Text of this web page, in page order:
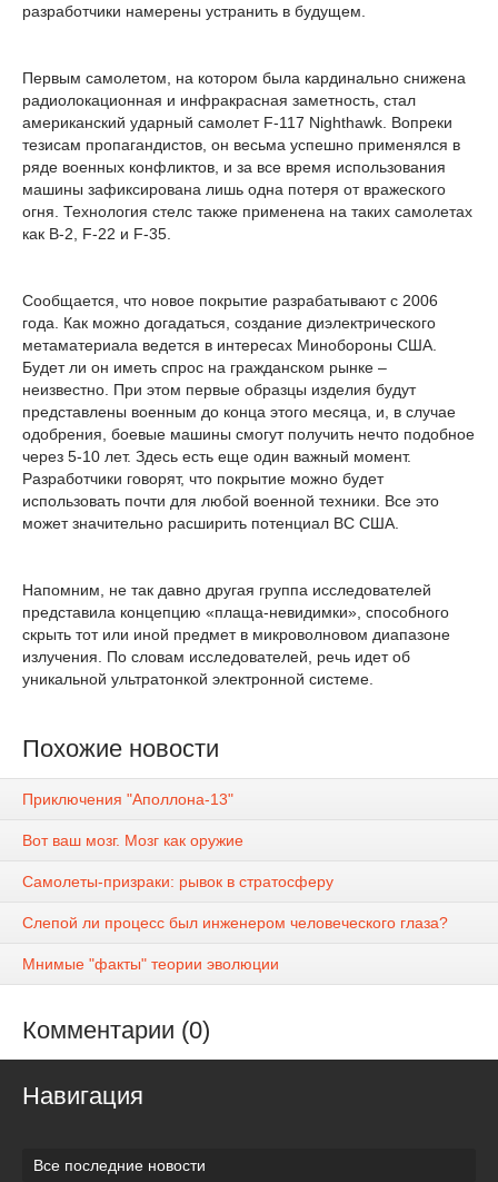
разработчики намерены устранить в будущем.
Первым самолетом, на котором была кардинально снижена
радиолокационная и инфракрасная заметность, стал
американский ударный самолет F-117 Nighthawk. Вопреки
тезисам пропагандистов, он весьма успешно применялся в
ряде военных конфликтов, и за все время использования
машины зафиксирована лишь одна потеря от вражеского
огня. Технология стелс также применена на таких самолетах
как B-2, F-22 и F-35.
Сообщается, что новое покрытие разрабатывают с 2006
года. Как можно догадаться, создание диэлектрического
метаматериала ведется в интересах Минобороны США.
Будет ли он иметь спрос на гражданском рынке –
неизвестно. При этом первые образцы изделия будут
представлены военным до конца этого месяца, и, в случае
одобрения, боевые машины смогут получить нечто подобное
через 5-10 лет. Здесь есть еще один важный момент.
Разработчики говорят, что покрытие можно будет
использовать почти для любой военной техники. Все это
может значительно расширить потенциал ВС США.
Напомним, не так давно другая группа исследователей
представила концепцию «плаща-невидимки», способного
скрыть тот или иной предмет в микроволновом диапазоне
излучения. По словам исследователей, речь идет об
уникальной ультратонкой электронной системе.
Похожие новости
Приключения "Аполлона-13"
Вот ваш мозг. Мозг как оружие
Самолеты-призраки: рывок в стратосферу
Слепой ли процесс был инженером человеческого глаза?
Мнимые "факты" теории эволюции
Комментарии (0)
Навигация
Все последние новости